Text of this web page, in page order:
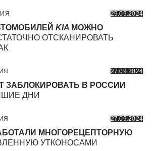
29.09.2024
KIA МОЖНО
ОТСКАНИРОВАТЬ
27.09.2024
ЗАБЛОКИРОВАТЬ В РОССИИ
ДНИ
27.09.2024
МНОГОРЕЦЕПТОРНУЮ
УТКОНОСАМИ